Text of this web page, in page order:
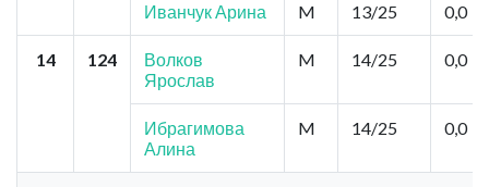
Иванчук Арина M 13/25 0,0
14 124
Волков
Ярослав
M 14/25 0,0
Ибрагимова
Алина
M 14/25 0,0